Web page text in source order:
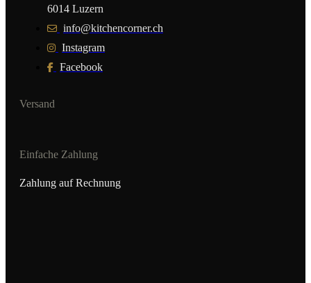
6014 Luzern
info@kitchencorner.ch
Instagram
Facebook
Versand
Einfache Zahlung
Zahlung auf Rechnung